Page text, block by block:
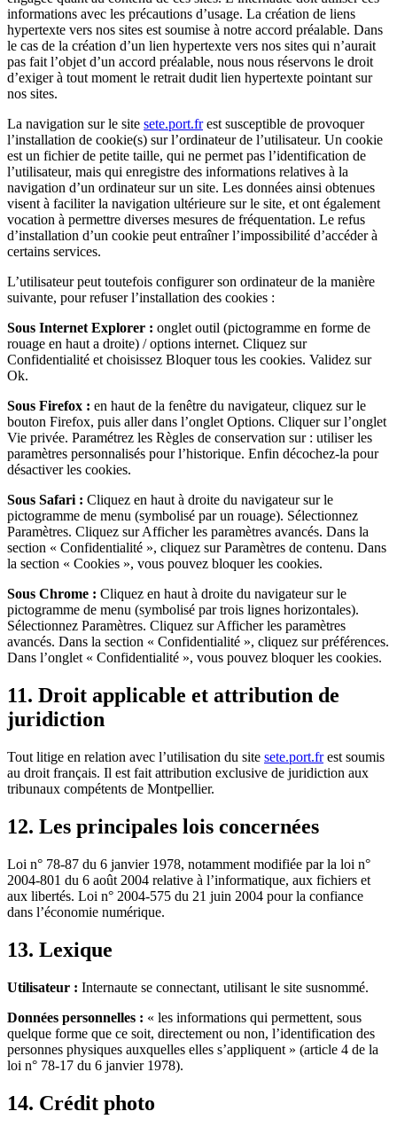
informations avec les précautions d’usage. La création de liens
hypertexte vers nos sites est soumise à notre accord préalable. Dans
le cas de la création d’un lien hypertexte vers nos sites qui n’aurait
pas fait l’objet d’un accord préalable, nous nous réservons le droit
d’exiger à tout moment le retrait dudit lien hypertexte pointant sur
nos sites.
La navigation sur le site sete.port.frest susceptible de provoquer
l’installation de cookie(s) sur l’ordinateur de l’utilisateur. Un cookie
est un fichier de petite taille, qui ne permet pas l’identification de
l’utilisateur, mais qui enregistre des informations relatives à la
navigation d’un ordinateur sur un site. Les données ainsi obtenues
visent à faciliter la navigation ultérieure sur le site, et ont également
vocation à permettre diverses mesures de fréquentation. Le refus
d’installation d’un cookie peut entraîner l’impossibilité d’accéder à
certains services.
L’utilisateur peut toutefois configurer son ordinateur de la manière
suivante, pour refuser l’installation des cookies :
Sous Internet Explorer : onglet outil (pictogramme en forme de
rouage en haut a droite) / options internet. Cliquez sur
Confidentialité et choisissez Bloquer tous les cookies. Validez sur
Ok.
Sous Firefox : en haut de la fenêtre du navigateur, cliquez sur le
bouton Firefox, puis aller dans l’onglet Options. Cliquer sur l’onglet
Vie privée. Paramétrez les Règles de conservation sur : utiliser les
paramètres personnalisés pour l’historique. Enfin décochez-la pour
désactiver les cookies.
Sous Safari : Cliquez en haut à droite du navigateur sur le
pictogramme de menu (symbolisé par un rouage). Sélectionnez
Paramètres. Cliquez sur Afficher les paramètres avancés. Dans la
section « Confidentialité », cliquez sur Paramètres de contenu. Dans
la section « Cookies », vous pouvez bloquer les cookies.
Sous Chrome : Cliquez en haut à droite du navigateur sur le
pictogramme de menu (symbolisé par trois lignes horizontales).
Sélectionnez Paramètres. Cliquez sur Afficher les paramètres
avancés. Dans la section « Confidentialité », cliquez sur préférences.
Dans l’onglet « Confidentialité », vous pouvez bloquer les cookies.
11. Droit applicable et attribution de
juridiction
Tout litige en relation avec l’utilisation du site sete.port.frest soumis
au droit français. Il est fait attribution exclusive de juridiction aux
tribunaux compétents de Montpellier.
12. Les principales lois concernées
Loi n° 78-87 du 6 janvier 1978, notamment modifiée par la loi n°
2004-801 du 6 août 2004 relative à l’informatique, aux fichiers et
aux libertés. Loi n° 2004-575 du 21 juin 2004 pour la confiance
dans l’économie numérique.
13. Lexique
Utilisateur : Internaute se connectant, utilisant le site susnommé.
Données personnelles : « les informations qui permettent, sous
quelque forme que ce soit, directement ou non, l’identification des
personnes physiques auxquelles elles s’appliquent » (article 4 de la
loi n° 78-17 du 6 janvier 1978).
14. Crédit photo